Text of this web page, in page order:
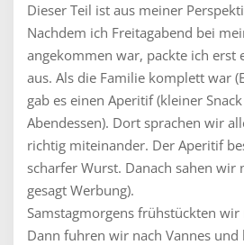
Dieser Teil ist aus meiner
Nachdem ich Freitagabend bei
angekommen war, packte ich erst
aus. Als die Familie komplett war
gab es einen Aperitif (kleiner
Abendessen). Dort sprachen wir
richtig miteinander. Der Aperitif
scharfer Wurst. Danach sahen wir
gesagt Werbung).
Samstagmorgens frühstückten
Dann fuhren wir nach Vannes und